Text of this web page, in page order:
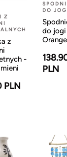
Z
z
-
PLN
DO
do
Orange
PLN